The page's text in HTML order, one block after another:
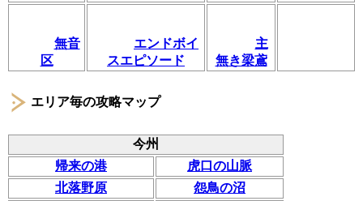
無音
区
エンドボイ
スエピソード
主
無き梁鳶
エリア毎の攻略マップ
今州
帰来の港
虎口の山脈
北落野原
怨鳥の沼